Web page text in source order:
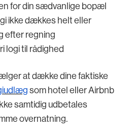
for din sædvanlige bopæl
ikke dækkes helt eller
efter regning
logi til rådighed
at dække dine faktiske
som hotel eller Airbnb
samtidig udbetales
overnatning.